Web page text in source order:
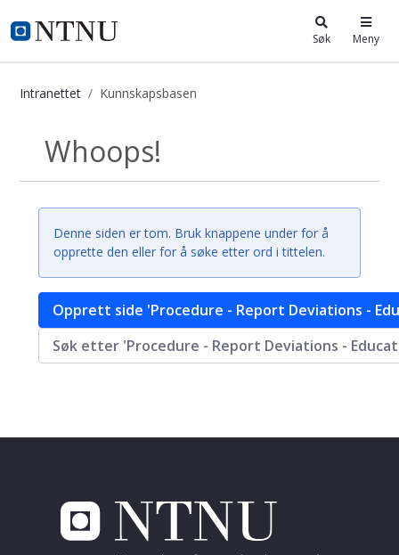
i.ntnu.no Søk Meny
Intranettet Kunnskapsbasen
Kunnskapsbasen
Tilbake
Whoops!
Denne siden er tom. Bruk knappene under for å
opprette den eller for å søke etter ord i tittelen.
Opprett side 'Procedure - Report Deviations -
Søk etter 'Procedure - Report Deviations -